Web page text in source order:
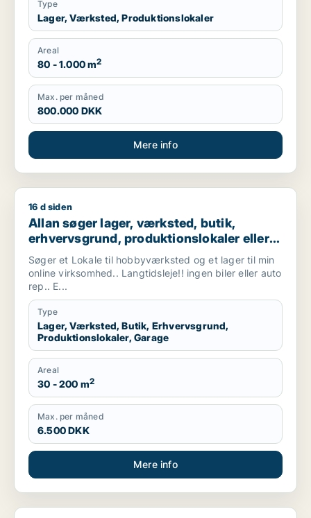
Type
Lager, Værksted, Produktionslokaler
Areal
80 - 1.000 m2
Max. per måned
800.000 DKK
Mere info
Allan søger lager, værksted, butik, erhvervsgrund,
16 d siden
Allan søger lager, værksted, butik,
erhvervsgrund, produktionslokaler eller
garage til leje i Vallensbæk, Ishøj eller
Sorø m.fl.
Søger et Lokale til hobbyværksted og et lager til min
online virksomhed.. Langtidsleje!! ingen biler eller auto
rep.. E...
Type
Lager, Værksted, Butik, Erhvervsgrund,
Produktionslokaler, Garage
Areal
30 - 200 m2
Max. per måned
6.500 DKK
Mere info